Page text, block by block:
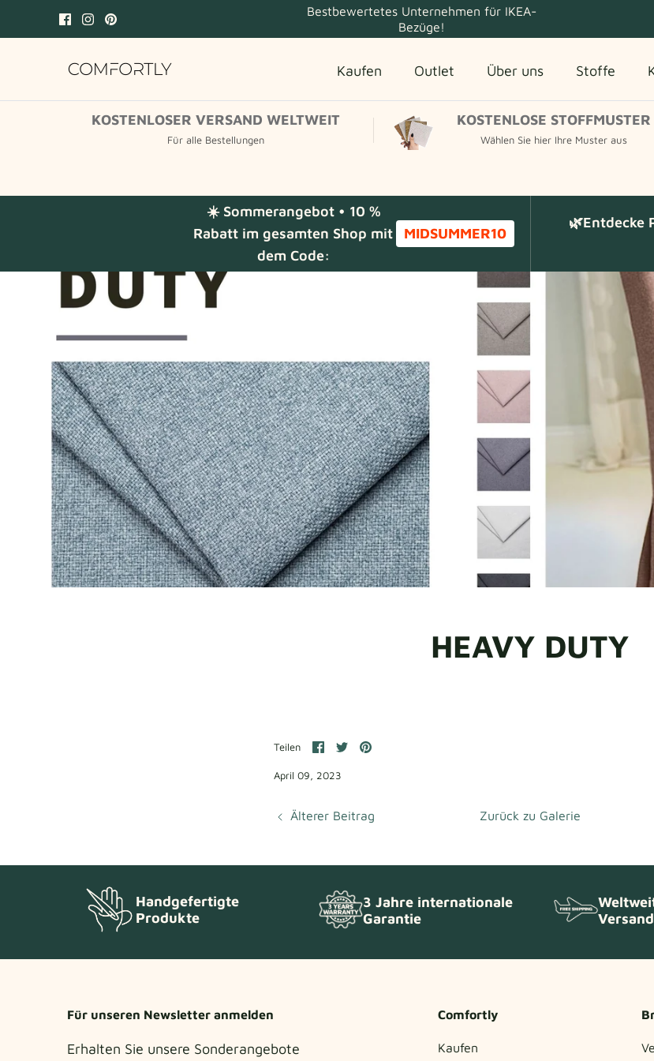
Bestbewertetes Unternehmen für IKEA-
Bezüge!
Kaufen Outlet Über uns Stoffe
KOSTENLOSER VERSAND WELTWEIT
Für alle Bestellungen
KOSTENLOSE STOFFMUSTER
Wählen Sie hier Ihre Muster aus
☀️ Sommerangebot • 10 %
Rabatt im gesamten Shop mit
dem Code:
MIDSUMMER10
🌿Entdecke
HEAVY DUTY
Teilen
Auf
Facebook
teilen
Auf
Twitter
Anpinnen
April 09, 2023
Älterer Beitrag Zurück zu Galerie
Handgefertigte
Produkte
3 Jahre internationale
Garantie
Versand
Für unseren Newsletter anmelden
Erhalten Sie unsere Sonderangebote
Comfortly
Kaufen